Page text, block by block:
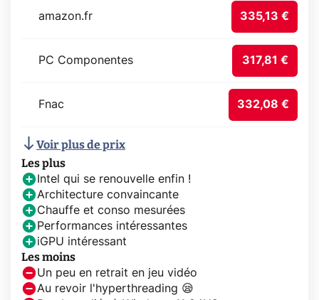
amazon.fr 335,13 €
PC Componentes 317,81 €
Fnac 332,08 €
Voir plus de prix
Les plus
Intel qui se renouvelle enfin !
Architecture convaincante
Chauffe et conso mesurées
Performances intéressantes
iGPU intéressant
Les moins
Un peu en retrait en jeu vidéo
Au revoir l'hyperthreading 😪